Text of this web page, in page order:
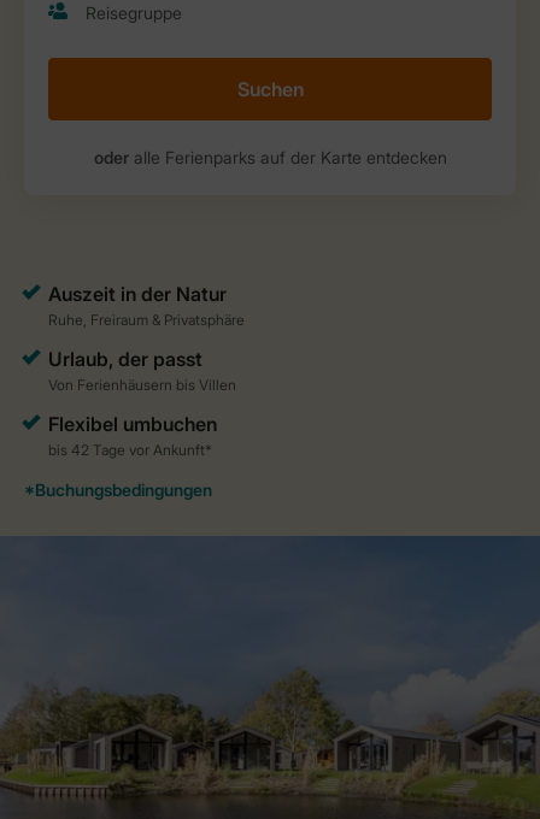
Suchen
oderalle Ferienparks auf der Karte entdecken